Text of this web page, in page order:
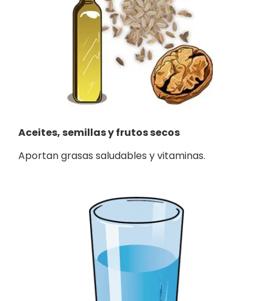
Aceites, semillas y frutos secos
Aportan grasas saludables y vitaminas.